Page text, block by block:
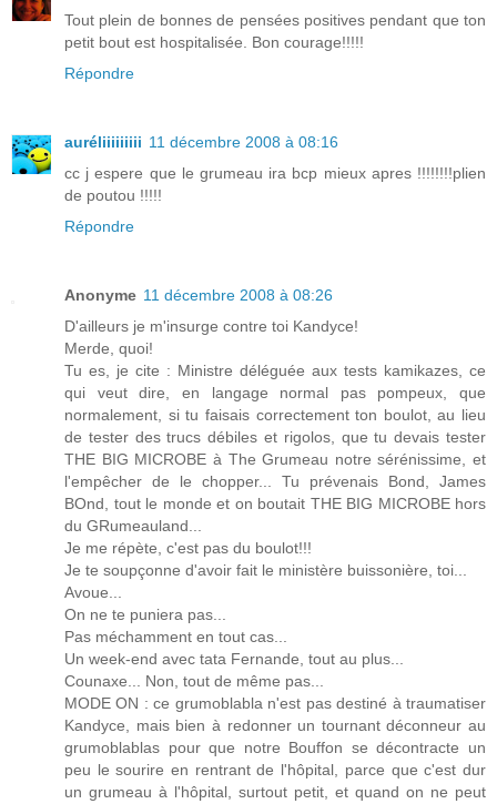
Tout plein de bonnes de pensées positives pendant que ton
petit bout est hospitalisée. Bon courage!!!!!
Répondre
auréliiiiiiiii 11 décembre 2008 à 08:16
cc j espere que le grumeau ira bcp mieux apres !!!!!!!!plien
de poutou !!!!!
Répondre
Anonyme 11 décembre 2008 à 08:26
D'ailleurs je m'insurge contre toi Kandyce!
Merde, quoi!
Tu es, je cite : Ministre déléguée aux tests kamikazes, ce
qui veut dire, en langage normal pas pompeux, que
normalement, si tu faisais correctement ton boulot, au lieu
de tester des trucs débiles et rigolos, que tu devais tester
THE BIG MICROBE à The Grumeau notre sérénissime, et
l'empêcher de le chopper... Tu prévenais Bond, James
BOnd, tout le monde et on boutait THE BIG MICROBE hors
du GRumeauland...
Je me répète, c'est pas du boulot!!!
Je te soupçonne d'avoir fait le ministère buissonière, toi...
Avoue...
On ne te puniera pas...
Pas méchamment en tout cas...
Un week-end avec tata Fernande, tout au plus...
Counaxe... Non, tout de même pas...
MODE ON : ce grumoblabla n'est pas destiné à traumatiser
Kandyce, mais bien à redonner un tournant déconneur au
grumoblablas pour que notre Bouffon se décontracte un
peu le sourire en rentrant de l'hôpital, parce que c'est dur
un grumeau à l'hôpital, surtout petit, et quand on ne peut